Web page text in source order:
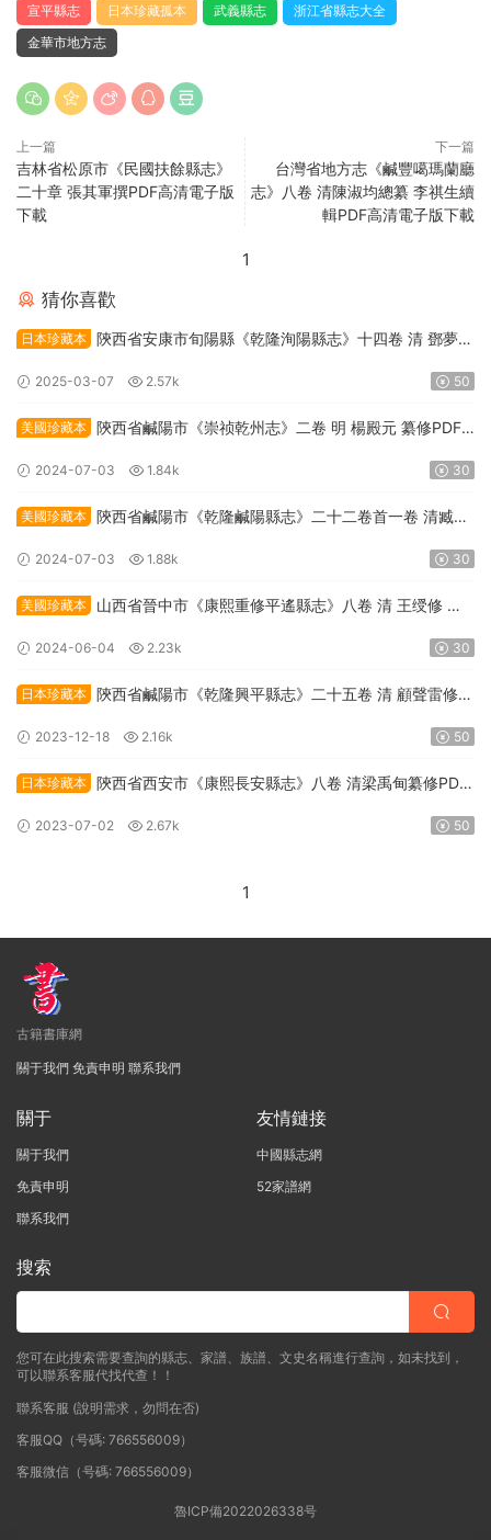
宣平縣志 日本珍藏孤本 武義縣志
浙江省縣志大全
金華市地方志
上一篇
吉林省松原市《民國扶餘縣志》
二十章 張其軍撰PDF高清電子版
下載
下一篇
台灣省地方志《鹹豐噶瑪蘭廳
志》八卷 清陳淑均總纂 李祺生續
輯PDF高清電子版下載
1
猜你喜歡
日本珍藏本 陝西省安康市旬陽縣《乾隆洵陽縣志》十四卷 清 鄧夢琴
2025-03-07 2.57k 50
美國珍藏本 陝西省鹹陽市《崇祯乾州志》二卷 明 楊殿元 纂修PDF
2024-07-03 1.84k 30
美國珍藏本 陝西省鹹陽市《乾隆鹹陽縣志》二十二卷首一卷 清臧應
2024-07-03 1.88k 30
美國珍藏本
山西省晉中市《康熙重修平遙縣志》八卷 清 王绶修 康
2024-06-04 2.23k 30
日本珍藏本 陝西省鹹陽市《乾隆興平縣志》二十五卷 清 顧聲雷修
2023-12-18 2.16k 50
日本珍藏本 陝西省西安市《康熙長安縣志》八卷 清梁禹甸纂修PDF
2023-07-02 2.67k 50
1
古籍書庫網
關于我們 免責申明 聯系我們
關于
關于我們
免責申明
聯系我們
友情鏈接
中國縣志網
52家譜網
搜索
您可在此搜索需要查詢的縣志、家譜、族譜、文史名稱進行查詢，如未找到，
可以聯系客服代找代查！！
聯系客服 (說明需求，勿問在否)
客服QQ（号碼: 766556009）
客服微信（号碼: 766556009）
魯ICP備2022026338号